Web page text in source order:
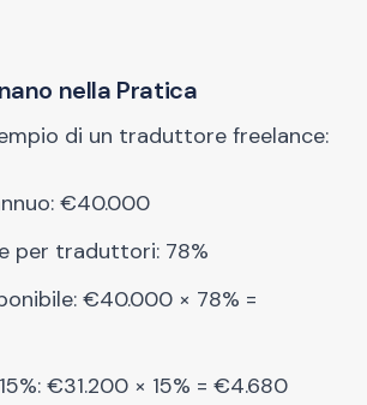
nella Pratica
di un traduttore freelance:
€40.000
per traduttori: 78%
€40.000 × 78% =
€31.200 × 15% = €4.680